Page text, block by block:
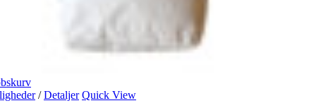
/ Detaljer Quick View